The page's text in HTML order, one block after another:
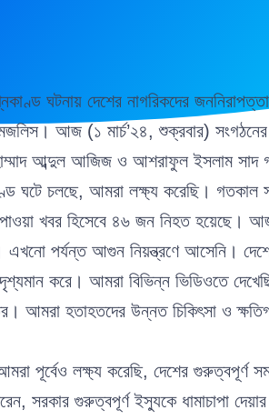
ঘটনায় দেশের নাগরিকদের
আজ (১ মার্চ’২৪, শুক্রবার) সংগঠনের
আব্দুল আজিজ ও আশরাফুল ইসলাম সাদ
ঘটে চলছে, আমরা লক্ষ্য করেছি। গতকাল
খবর হিসেবে ৪৬ জন নিহত হয়েছে। আজ
পর্যন্ত আগুন নিয়ন্ত্রণে আসেনি।
করে। আমরা বিভিন্ন ভিডিওতে
আমরা হতাহতদের উন্নত চিকিৎসা ও
পূর্বেও লক্ষ্য করেছি, দেশের গুরুত্বপূর্ণ
সরকার গুরুত্বপূর্ণ ইস্যুকে ধামাচাপা